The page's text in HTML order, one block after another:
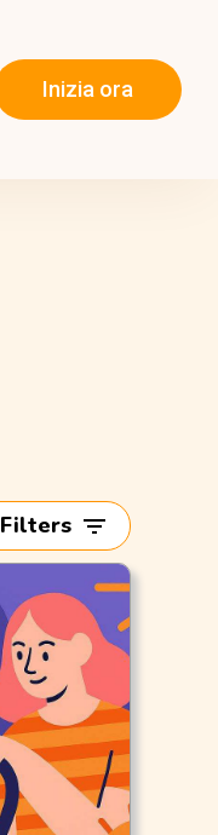
Inizia ora
Filters